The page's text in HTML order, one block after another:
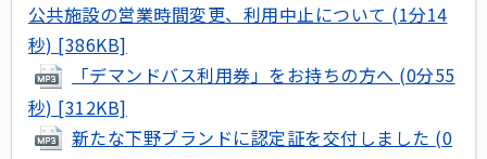
公共施設の営業時間変更、利用中止について (1分14
秒) [386KB]
「デマンドバス利用券」をお持ちの方へ (0分55
秒) [312KB]
新たな下野ブランドに認定証を交付しました (0